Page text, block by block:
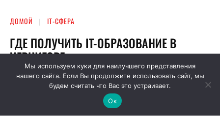
Мы используем куки для наилучшего представления
нашего сайта. Если Вы продолжите использовать сайт, мы
будем считать что Вас это устраивает.
Ок